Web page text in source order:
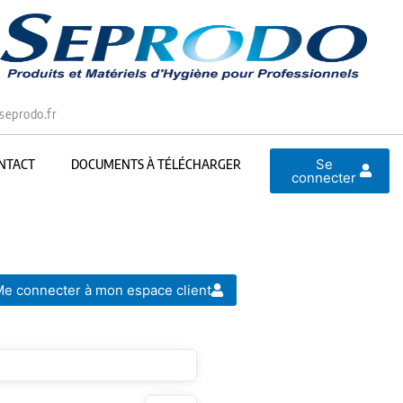
DOCUMENTS À TÉLÉCHARGER Se
connecter
connecter à mon espace client